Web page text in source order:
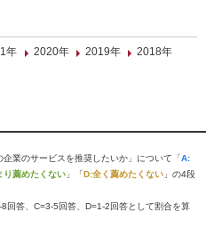
年 2020年 2019年
2018年
業のサービスを推奨したいか」について「A:
り薦めたくない 」「D:全く薦めたくない 」の4段
答、C=3-5回答、D=1-2回答として割合を算